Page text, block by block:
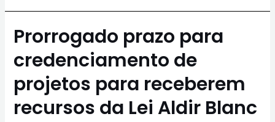
Prorrogado prazo para
credenciamento de
projetos para receberem
recursos da Lei Aldir Blanc